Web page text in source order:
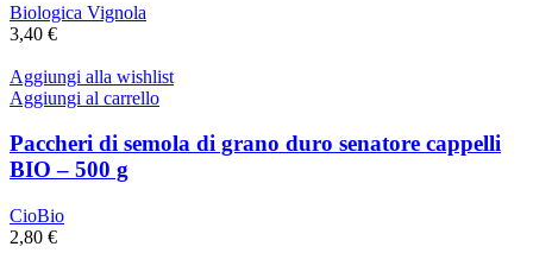
Biologica Vignola
3,40 €
Aggiungi alla wishlist
Aggiungi al carrello
Paccheri di semola di grano duro senatore cappelli
BIO – 500 g
CioBio
2,80 €